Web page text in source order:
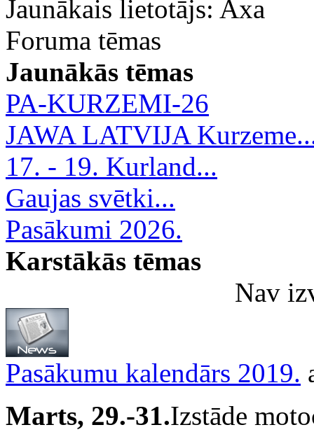
Jaunākais lietotājs: Axa
Foruma tēmas
Jaunākās tēmas
PA-KURZEMI-26
JAWA LATVIJA
17. - 19. Kurland...
Gaujas svētki...
Pasākumi 2026.
Karstākās tēmas
Nav
Pasākumu kalendārs 2019.
Marts, 29.-31.Izstāde